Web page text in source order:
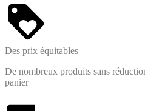
Des prix équitables
De nombreux produits sans
panier